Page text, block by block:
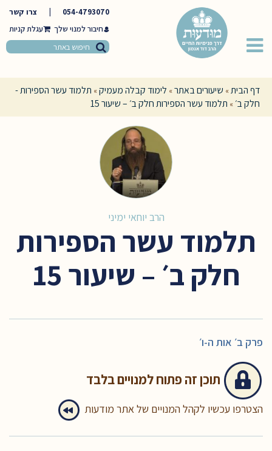
054-4793070
צרו קשר
חיבור למנוי שלך
דף הבית» שיעורים באתר» לימוד קבלה מעמיק» תלמוד עשר הספירות -
חלק ב׳ » תלמוד עשר הספירות חלק ב׳ – שיעור 15
הרב יוחאי ימיני
תלמוד עשר הספירות
חלק ב׳ – שיעור 15
פרק ב׳ אות ה-ו׳
תוכן זה פתוח למנויים בלבד
הצטרפו עכשיו לקהל המנויים של אתר מודעות